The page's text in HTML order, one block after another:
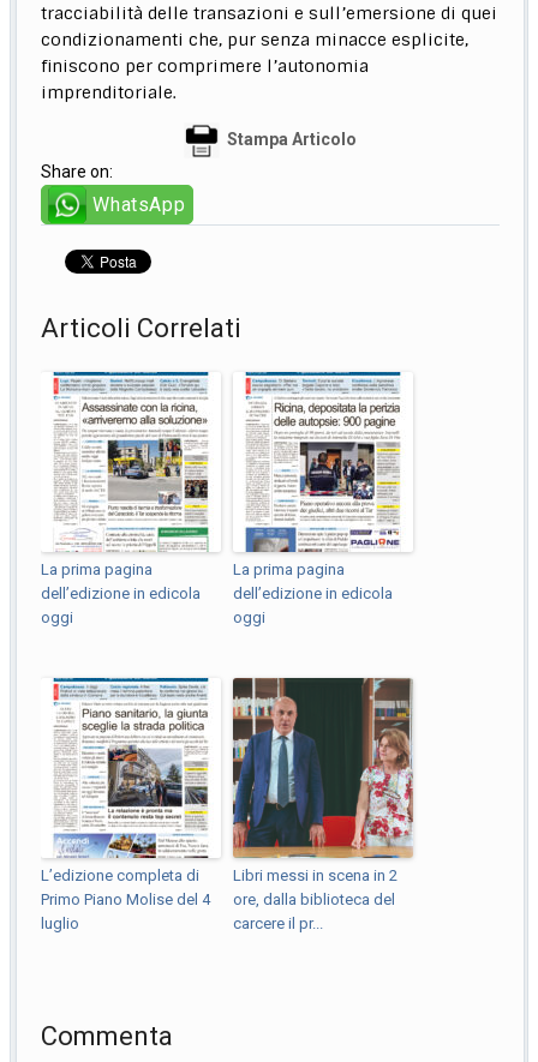
tracciabilità delle transazioni e sull’emersione di quei
condizionamenti che, pur senza minacce esplicite,
finiscono per comprimere l’autonomia
imprenditoriale.
Stampa Articolo
Share on:
WhatsApp
Articoli Correlati
La prima pagina
dell’edizione in edicola
oggi
La prima pagina
dell’edizione in edicola
oggi
L’edizione completa di
Primo Piano Molise del 4
luglio
Libri messi in scena in 2
ore, dalla biblioteca del
carcere il pr...
Commenta